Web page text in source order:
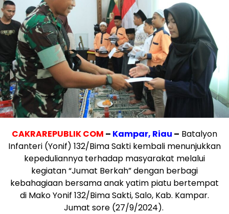
CAKRAREPUBLIK COM – Kampar, Riau – Batalyon
Infanteri (Yonif) 132/Bima Sakti kembali menunjukkan
kepeduliannya terhadap masyarakat melalui
kegiatan “Jumat Berkah” dengan berbagi
kebahagiaan bersama anak yatim piatu bertempat
di Mako Yonif 132/Bima Sakti, Salo, Kab. Kampar.
Jumat sore (27/9/2024).